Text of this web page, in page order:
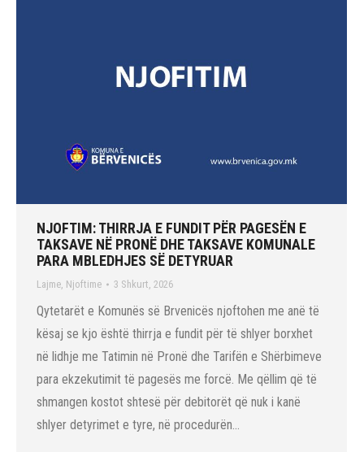
NJOFTIM: THIRRJA E FUNDIT PËR PAGESËN E
TAKSAVE NË PRONË DHE TAKSAVE KOMUNALE
PARA MBLEDHJES SË DETYRUAR
Lajme Njoftime 3 Shkurt, 2026
Qytetarët e Komunës së Brvenicës njoftohen me anë të
kësaj se kjo është thirrja e fundit për të shlyer borxhet
në lidhje me Tatimin në Pronë dhe Tarifën e Shërbimeve
para ekzekutimit të pagesës me forcë. Me qëllim që të
shmangen kostot shtesë për debitorët që nuk i kanë
shlyer detyrimet e tyre, në procedurën…